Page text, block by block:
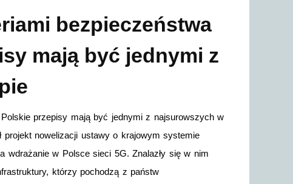
bezpieczeństwa
mają być jednymi z
przepisy mają być jednymi z najsurowszych w
projekt nowelizacji ustawy o krajowym systemie
wdrażanie w Polsce sieci 5G. Znalazły się w nim
którzy pochodzą z państw